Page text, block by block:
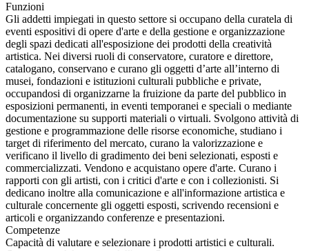
Funzioni
Gli addetti impiegati in questo settore si occupano della curatela di
eventi espositivi di opere d'arte e della gestione e organizzazione
degli spazi dedicati all'esposizione dei prodotti della creatività
artistica. Nei diversi ruoli di conservatore, curatore e direttore,
catalogano, conservano e curano gli oggetti d’arte all’interno di
musei, fondazioni e istituzioni culturali pubbliche e private,
occupandosi di organizzarne la fruizione da parte del pubblico in
esposizioni permanenti, in eventi temporanei e speciali o mediante
documentazione su supporti materiali o virtuali. Svolgono attività di
gestione e programmazione delle risorse economiche, studiano i
target di riferimento del mercato, curano la valorizzazione e
verificano il livello di gradimento dei beni selezionati, esposti e
commercializzati. Vendono e acquistano opere d'arte. Curano i
rapporti con gli artisti, con i critici d'arte e con i collezionisti. Si
dedicano inoltre alla comunicazione e all'informazione artistica e
culturale concernente gli oggetti esposti, scrivendo recensioni e
articoli e organizzando conferenze e presentazioni.
Competenze
Capacità di valutare e selezionare i prodotti artistici e culturali.